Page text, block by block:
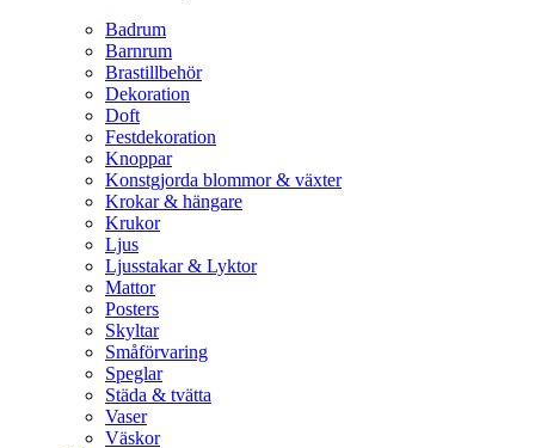
Badrum
Barnrum
Brastillbehör
Dekoration
Doft
Festdekoration
Knoppar
Konstgjorda blommor & växter
Krokar & hängare
Krukor
Ljus
Ljusstakar & Lyktor
Mattor
Posters
Skyltar
Småförvaring
Speglar
Städa & tvätta
Vaser
Väskor